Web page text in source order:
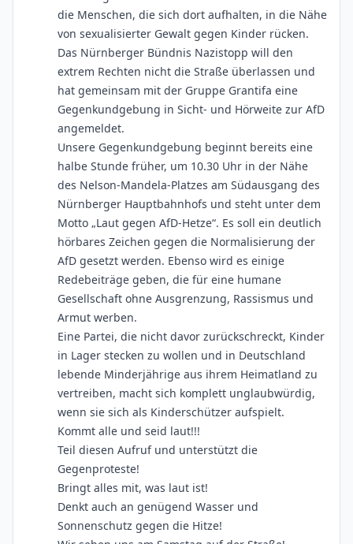
die Menschen, die sich dort aufhalten, in die Nähe
von sexualisierter Gewalt gegen Kinder rücken.
Das Nürnberger Bündnis Nazistopp will den
extrem Rechten nicht die Straße überlassen und
hat gemeinsam mit der Gruppe Grantifa eine
Gegenkundgebung in Sicht- und Hörweite zur AfD
angemeldet.
Unsere Gegenkundgebung beginnt bereits eine
halbe Stunde früher, um 10.30 Uhr in der Nähe
des Nelson-Mandela-Platzes am Südausgang des
Nürnberger Hauptbahnhofs und steht unter dem
Motto „Laut gegen AfD-Hetze“. Es soll ein deutlich
hörbares Zeichen gegen die Normalisierung der
AfD gesetzt werden. Ebenso wird es einige
Redebeiträge geben, die für eine humane
Gesellschaft ohne Ausgrenzung, Rassismus und
Armut werben.
Eine Partei, die nicht davor zurückschreckt, Kinder
in Lager stecken zu wollen und in Deutschland
lebende Minderjährige aus ihrem Heimatland zu
vertreiben, macht sich komplett unglaubwürdig,
wenn sie sich als Kinderschützer aufspielt.
Kommt alle und seid laut!!!
Teil diesen Aufruf und unterstützt die
Gegenproteste!
Bringt alles mit, was laut ist!
Denkt auch an genügend Wasser und
Sonnenschutz gegen die Hitze!